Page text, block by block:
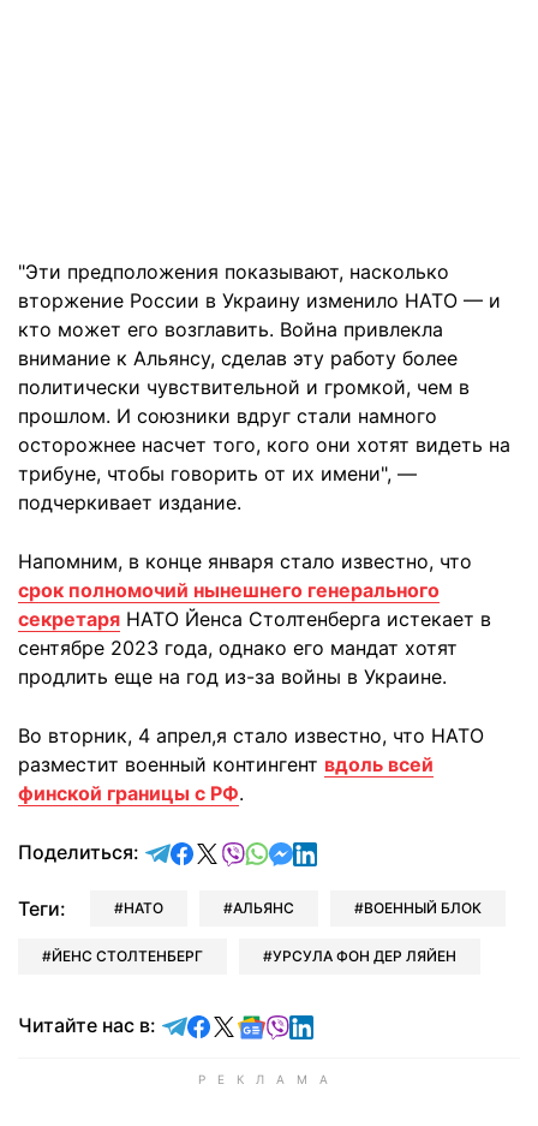
"Эти предположения показывают, насколько
вторжение России в Украину изменило НАТО — и
кто может его возглавить. Война привлекла
внимание к Альянсу, сделав эту работу более
политически чувствительной и громкой, чем в
прошлом. И союзники вдруг стали намного
осторожнее насчет того, кого они хотят видеть на
трибуне, чтобы говорить от их имени", —
подчеркивает издание.
Напомним, в конце января стало известно, что
срок полномочий нынешнего генерального
секретаря НАТО Йенса Столтенберга истекает в
сентябре 2023 года, однако его мандат хотят
продлить еще на год из-за войны в Украине.
Во вторник, 4 апрел,я стало известно, что НАТО
разместит военный контингент вдоль всей
финской границы с РФ.
Поделиться: отправить в Telegram
поделиться в Facebook
поделиться в X
отправить в Viber
отправить в Whatsapp
отправить в Messenger
отправить в LinkedIn
Теги: НАТО АЛЬЯНС ВОЕННЫЙ БЛОК
ЙЕНС СТОЛТЕНБЕРГ УРСУЛА ФОН ДЕР ЛЯЙЕН
Читайте нас в: Читайте в Telegram
Читайте в Facebook
Читайте в X
Читайте в Google news
Читайте в Viber
Читайте в LinkedIn